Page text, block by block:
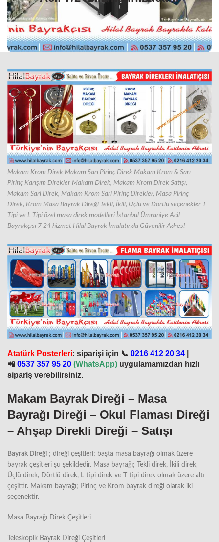
olmak üzere altı çeşittir. Makam bayrağı; Pirinç ve Krom
bayrak direği olarak iki seçenektir.
Masa Bayrağı Direk Çeşitleri Teleskopik Bayrak Direği Çeşitleri
Pirinç veya Krom direk çeşitleri ile Bariyer ve Kadife kordon.
eğitim bakanlığı müfredatına uygun. 17 li ve 27 li Gerçek
Ahşap Direkli Eski Türk Devletleri Seti. ve Direkleri.
Makam Bayrağı Direk Satışı, Firmamız İstanbul Ümraniye
bölgesinde ve Tüm Türkiye’ye hizmet vermektedir.
Acil 7/24 hizmet Türk Bayrağı İmalatı, Hilal Bayrak’da. Türk
Bayrağı İmalatçısı Yapan Firmamıza Sizleride Bekleriz…
Makam Direği Satın Almak, için
siparişi 📞 0216 412 20 34 | 📲
0537 357 95 20
(
WhatsApp)
uygulamamızdan hızlı
sipariş verebilirsiniz.
Makam Krom Direk Makam Sarı Pirinç Direk Makam Krom & Sarı
Pirinç Karışım Direkler Makam Direk, Makam Krom Direk Satışı,
Makam Sari Direk, Makam Krom Sari Pirinç Direkler, Masa Pirinç
Direk, Krom Masa Bayrak Direği Tekli, İkili, Üçlü ve Dörtlü seçenekler T
Tipi ve L Tipi özel masa direk modelleri İstanbul Ümraniye Acil
Bayrakçısı 7 24 hizmet Hilal Bayrak İmalatında Güvenilir Adres!
Atatürk Posterleri: siparişi için 📞 0216 412 20 34
📲 0537 357 95 20 (WhatsApp) uygulamamızdan hızlı
sipariş verebilirsiniz.
Makam Bayrak Direği – Masa
Bayrağı Direği – Okul Flaması Direği
– Ahşap Direkli Direği – Satışı
Bayrak Direği ; direği çeşitleri; başta masa bayrağı olmak üzere
bayrak çeşitleri şu şekildedir. Masa bayrağı; Tekli direk, İkili direk,
Üçlü direk, Dörtlü direk, L tipi direk ve T tipi direk olmak üzere altı
çeşittir. Makam bayrağı; Pirinç ve Krom bayrak direği olarak iki
seçenektir.
Masa Bayrağı Direk Çeşitleri
Teleskopik Bayrak Direği Çeşitleri